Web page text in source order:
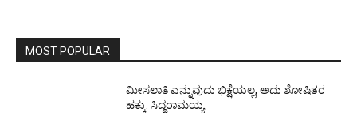
MOST POPULAR
ಮೀಸಲಾತಿ ಎನ್ನುವುದು ಭಿಕ್ಷೆಯಲ್ಲ, ಅದು ಶೋಷಿತರ
ಹಕ್ಕು: ಸಿದ್ದರಾಮಯ್ಯ